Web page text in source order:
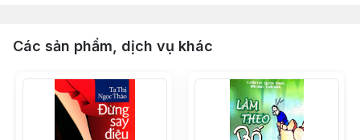
Các sản phẩm, dịch vụ khác